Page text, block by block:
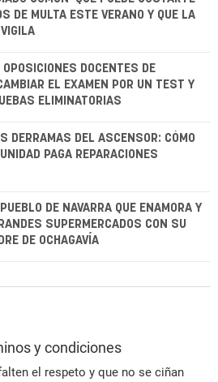
DE MULTA ESTE VERANO Y QUE LA
DOCENTES DE
EL EXAMEN POR UN TEST Y
ELIMINATORIAS
DERRAMAS DEL ASCENSOR: CÓMO
PAGA REPARACIONES
DE NAVARRA QUE ENAMORA Y
SUPERMERCADOS CON SU
DE OCHAGAVÍA
y condiciones
el respeto y que no se ciñan